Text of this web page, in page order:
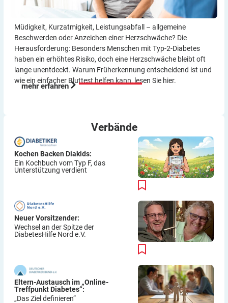
Müdigkeit, Kurzatmigkeit, Leistungsabfall – allgemeine
Beschwerden oder Anzeichen einer Herzschwäche? Die
Herausforderung: Besonders Menschen mit Typ-2-Diabetes
haben ein erhöhtes Risiko, doch eine Herzschwäche bleibt oft
lange unentdeckt. Warum Früherkennung entscheidend ist und
wie ein einfacher Bluttest helfen kann, lesen Sie hier.
mehr erfahren
Verbände
Kochen Backen Diakids:
Ein Kochbuch vom Typ F, das
Unterstützung verdient
Neuer Vorsitzender:
Wechsel an der Spitze der
DiabetesHilfe Nord e.V.
Eltern-Austausch im „Online-
Treffpunkt Diabetes“:
„Das Ziel definieren“